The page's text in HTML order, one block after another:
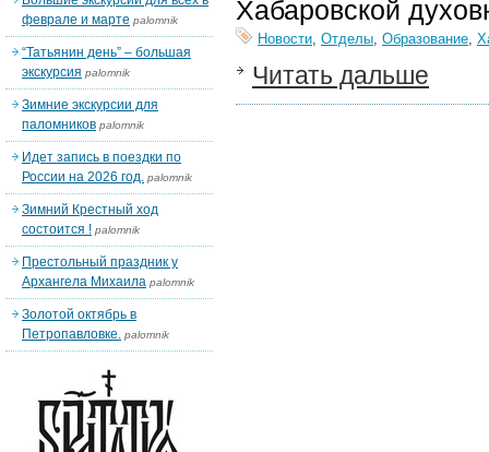
Хабаровской
Новости, Отделы, Образование,
Читать дальше
феврале и марте palomnik
“Татьянин день” – большая
экскурсия palomnik
Зимние экскурсии для
паломников palomnik
Идет запись в поездки по
России на 2026 год. palomnik
Зимний Крестный ход
состоится ! palomnik
Престольный праздник у
Архангела Михаила palomnik
Золотой октябрь в
Петропавловке. palomnik